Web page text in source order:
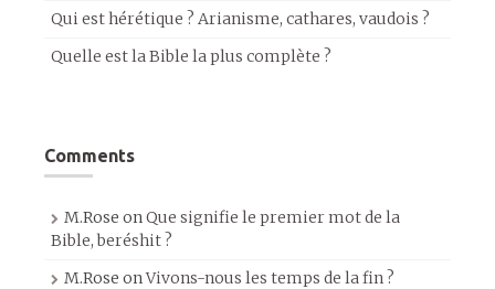
Qui est hérétique ? Arianisme, cathares, vaudois ?
Quelle est la Bible la plus complète ?
Comments
M.Rose onQue signifie le premier mot de la
Bible, beréshit ?
M.Rose onVivons-nous les temps de la fin ?